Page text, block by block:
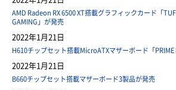
AMD Radeon RX 6500 XT搭載グラフィックカード「
GAMING」が発売
2022年1月21日
H610チップセット搭載MicroATXマザーボード「PRIME
2022年1月21日
B660チップセット搭載マザーボード3製品が発売